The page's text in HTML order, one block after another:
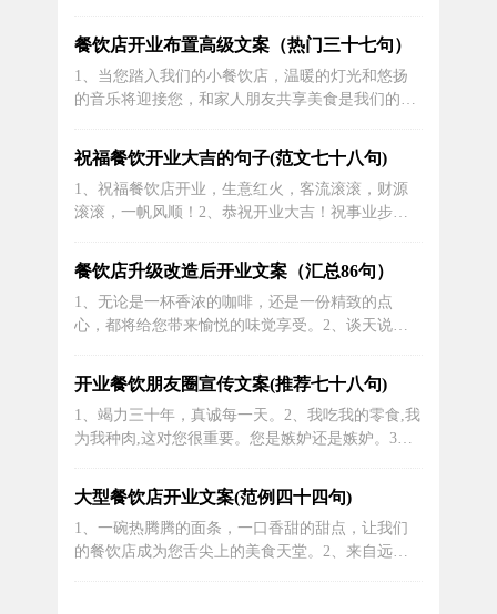
程。同时，需考虑到天气等外部因素，灵活调整活
动安排。
餐饮店开业布置高级文案（热门三十七句）
1、当您踏入我们的小餐饮店，温暖的灯光和悠扬
的音乐将迎接您，和家人朋友共享美食是我们的初
块钱都能买到实在的好味道。3、无论是家庭聚
餐、朋友聚会还是商务宴请，我们都将为您提供高
品质的餐饮服务。欢迎预约！4、在您的味觉上演
一场奇幻之旅，一餐尽展饕餮盛宴！5、每...
祝福餐饮开业大吉的句子(范文七十八句)
1、祝福餐饮店开业，生意红火，客流滚滚，财源
滚滚，一帆风顺！2、恭祝开业大吉！祝事业步步
3、鸿运当头，财源滚滚！开业大吉，生意红火！
4、恭贺开张，致此几句箴言略表心意。欢天喜
地，命运利市，和气干事，人气高涨，顾客为上，
钱途无量，结壮能干，蒸蒸向上。5、东风...
餐饮店升级改造后开业文案（汇总86句）
1、无论是一杯香浓的咖啡，还是一份精致的点
心，都将给您带来愉悦的味觉享受。2、谈天说
海洋里。3、欢迎光临！我们的餐饮店正式开业
啦！快来品尝我们精心制作的美食吧！4、“美食从
此，乘风破浪，便有你我。”全新餐饮店开业，味觉
冒险家们，欢迎上船！5、当您走进我们的...
开业餐饮朋友圈宣传文案(推荐七十八句)
1、竭力三十年，真诚每一天。2、我吃我的零食,我
为我种肉,这对您很重要。您是嫉妒还是嫉妒。3、
值优惠来袭！所有单点菜品一律八折，满足你的口
腹之欲！早来早享受，带上你的好胃口，一起来庆
祝吧！5、道道现炒，抢位趁早，食材新鲜，香满
人间，吃得放心，聚得开心。6、...
大型餐饮店开业文案(范例四十四句)
1、一碗热腾腾的面条，一口香甜的甜点，让我们
的餐饮店成为您舌尖上的美食天堂。2、来自远方